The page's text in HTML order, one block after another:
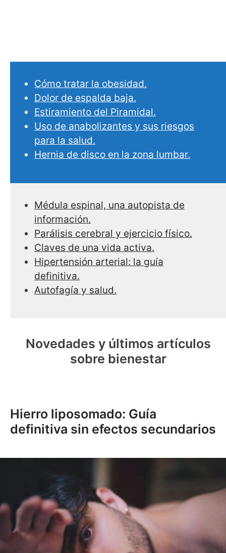
Cómo tratar la obesidad.
Dolor de espalda baja.
Estiramiento del Piramidal.
Uso de anabolizantes y sus riesgos
para la salud.
Hernia de disco en la zona lumbar.
Médula espinal, una autopista de
información.
Parálisis cerebral y ejercicio físico.
Claves de una vida activa.
Hipertensión arterial: la guía
definitiva.
Autofagía y salud.
Novedades y últimos artículos
sobre bienestar
Hierro liposomado: Guía
definitiva sin efectos secundarios